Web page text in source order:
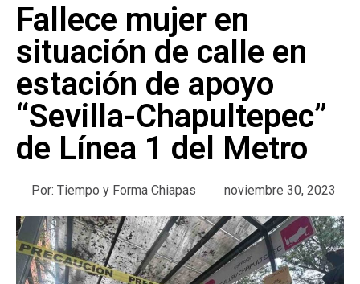
Fallece mujer en
situación de calle en
estación de apoyo
“Sevilla-Chapultepec”
de Línea 1 del Metro
Por: Tiempo y Forma Chiapas noviembre 30, 2023